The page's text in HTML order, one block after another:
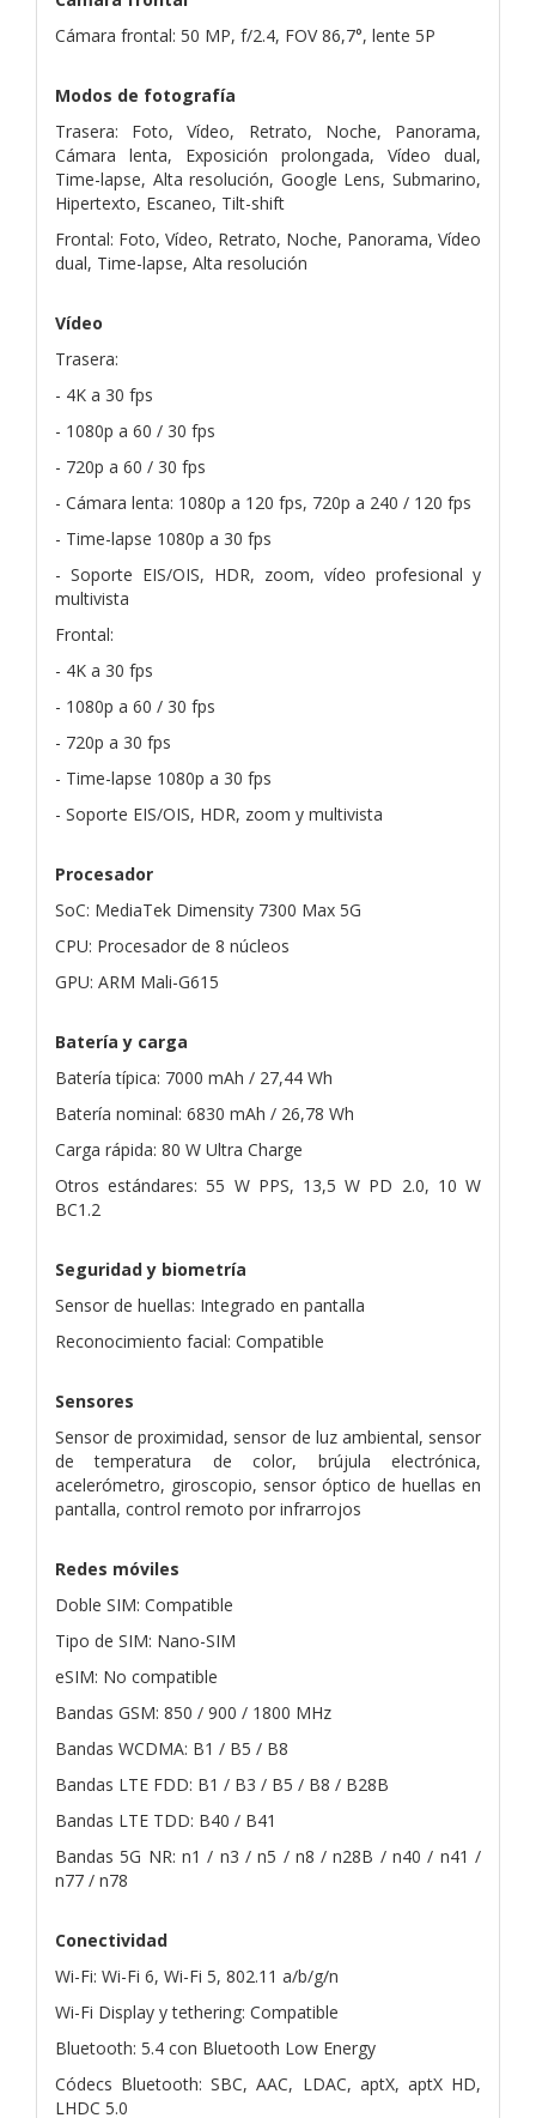
Cámara frontal: 50 MP, f/2.4, FOV 86,7°, lente 5P
Modos de fotografía
Trasera: Foto, Vídeo, Retrato, Noche, Panorama,
Cámara lenta, Exposición prolongada, Vídeo dual,
Time-lapse, Alta resolución, Google Lens, Submarino,
Hipertexto, Escaneo, Tilt-shift
Frontal: Foto, Vídeo, Retrato, Noche, Panorama, Vídeo
dual, Time-lapse, Alta resolución
Vídeo
Trasera:
- 4K a 30 fps
- 1080p a 60 / 30 fps
- 720p a 60 / 30 fps
- Cámara lenta: 1080p a 120 fps, 720p a 240 / 120 fps
- Time-lapse 1080p a 30 fps
- Soporte EIS/OIS, HDR, zoom, vídeo profesional y
multivista
Frontal:
- 4K a 30 fps
- 1080p a 60 / 30 fps
- 720p a 30 fps
- Time-lapse 1080p a 30 fps
- Soporte EIS/OIS, HDR, zoom y multivista
Procesador
SoC: MediaTek Dimensity 7300 Max 5G
CPU: Procesador de 8 núcleos
GPU: ARM Mali-G615
Batería y carga
Batería típica: 7000 mAh / 27,44 Wh
Batería nominal: 6830 mAh / 26,78 Wh
Carga rápida: 80 W Ultra Charge
Otros estándares: 55 W PPS, 13,5 W PD 2.0, 10 W
BC1.2
Seguridad y biometría
Sensor de huellas: Integrado en pantalla
Reconocimiento facial: Compatible
Sensores
Sensor de proximidad, sensor de luz ambiental, sensor
de temperatura de color, brújula electrónica,
acelerómetro, giroscopio, sensor óptico de huellas en
pantalla, control remoto por infrarrojos
Redes móviles
Doble SIM: Compatible
Tipo de SIM: Nano-SIM
eSIM: No compatible
Bandas GSM: 850 / 900 / 1800 MHz
Bandas WCDMA: B1 / B5 / B8
Bandas LTE FDD: B1 / B3 / B5 / B8 / B28B
Bandas LTE TDD: B40 / B41
Bandas 5G NR: n1 / n3 / n5 / n8 / n28B / n40 / n41 /
n77 / n78
Conectividad
Wi-Fi: Wi-Fi 6, Wi-Fi 5, 802.11 a/b/g/n
Wi-Fi Display y tethering: Compatible
Bluetooth: 5.4 con Bluetooth Low Energy
Códecs Bluetooth: SBC, AAC, LDAC, aptX, aptX HD,
LHDC 5.0